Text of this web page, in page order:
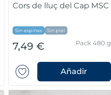
Cors de lluç del Cap MSC
Sin espinas Sin piel
7,49 € Pack 480 g
Añadir